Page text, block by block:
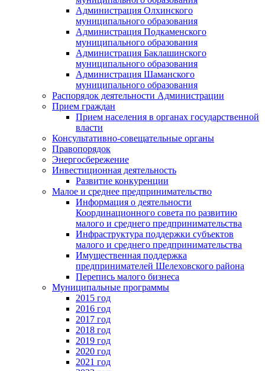
Администрация Олхинского
муниципального образования
Администрация Подкаменского
муниципального образования
Администрация Баклашинского
муниципального образования
Администрация Шаманского
муниципального образования
Распорядок деятельности Администрации
Прием граждан
Прием населения в органах государственной
власти
Консультативно-совещательные органы
Правопорядок
Энергосбережение
Инвестиционная деятельность
Развитие конкуренции
Малое и среднее предпринимательство
Информация о деятельности
Координационного совета по развитию
малого и среднего предпринимательства
Инфраструктура поддержки субъектов
малого и среднего предпринимательства
Имущественная поддержка
предпринимателей Шелеховского района
Перепись малого бизнеса
Муниципальные программы
2015 год
2016 год
2017 год
2018 год
2019 год
2020 год
2021 год